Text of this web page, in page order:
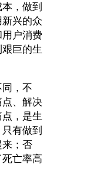
，做到
兴的众
户消费
巨的生
，不
、解决
，是生
有做到
来；否
亡率高